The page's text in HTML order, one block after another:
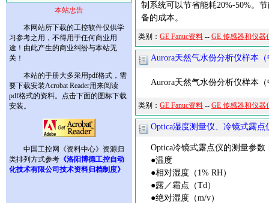
本站忠告
本网站所下载的工控软件仅供学
习参考之用，不得用于任何商业用
途！由此产生的商业纠纷与本站无
关！
本站的手册大多采用pdf格式，需
要下载安装Acrobat Reader用来阅读
pdf格式的资料。点击下面的图标下载
安装。
中国工控网《资料中心》资源归
类排列方式参考 《洛阳博德工控自动
化技术有限公司技术资料归档制度》
制系统可以节省能耗20%-50%。
备的成本。
类别： GE Fanuc资料 -- GE 传感器和仪器
Aurora天然气水份分析仪样本
Aurora天然气水份分析仪样本（
类别： GE Fanuc资料 -- GE 传感器和仪器
Optica湿度测量仪、冷镜式露点
Optica冷镜式露点仪的测量参数
●温度
●相对湿度（1% RH）
●露／霜点（Td）
●绝对湿度（m/v）